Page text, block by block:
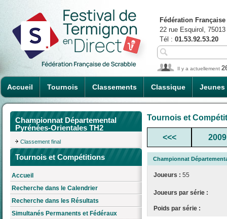
Accueil Tournois Classements Classique Jeunes
Fédération
22 rue Esquirol,
Tél : 01.53.92.53.20
Il y a actuellement
Championnat Départemental
Pyrénées-Orientales TH2
Classement final
Tournois et Compétitions
Accueil
Recherche dans le Calendrier
Recherche dans les Résultats
Simultanés Permanents et Fédéraux
Tournois et
<<< 2009
Championnat
Joueurs : 55
Joueurs par série :
Poids par série :